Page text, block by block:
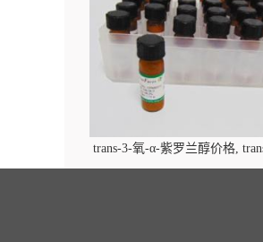
trans-3-氧-α-紫罗兰醇价格,
alpha-ionol对照品, CAS号